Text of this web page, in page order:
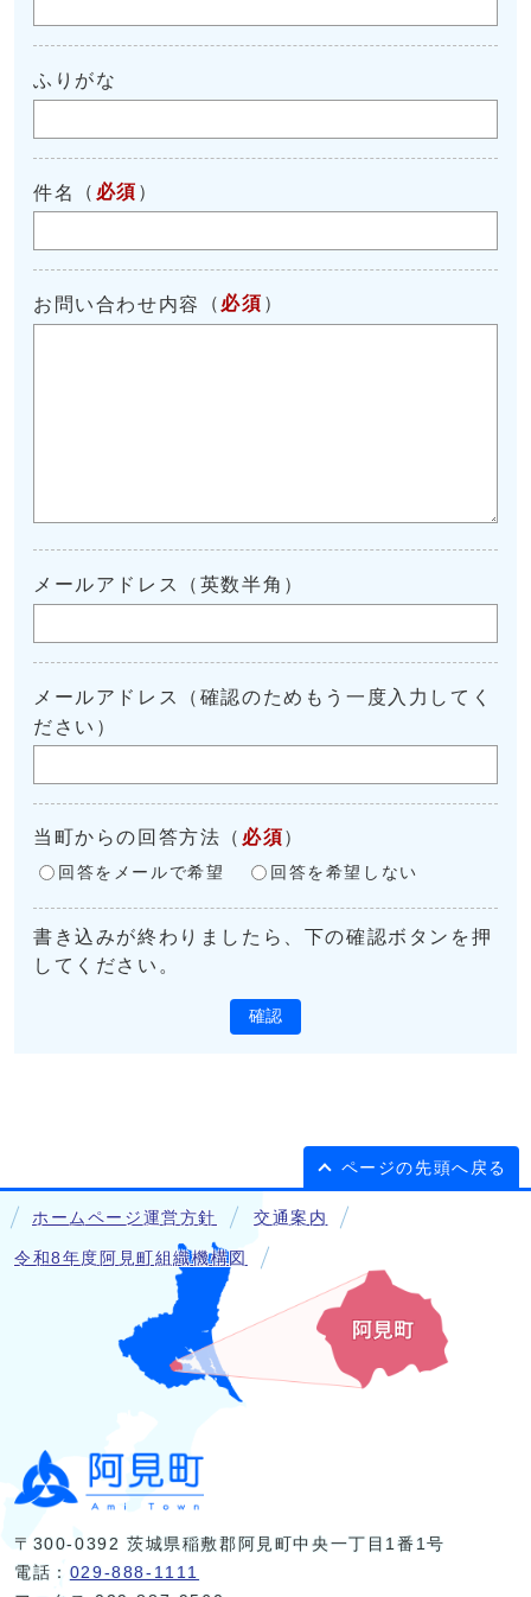
ふりがな
件名 （ 必須 ）
お問い合わせ内容 （ 必須 ）
メールアドレス（英数半角）
メールアドレス（確認のためもう一度入力してく
ださい）
当町からの回答方法 （ 必須 ）
回答をメールで希望 回答を希望しない
書き込みが終わりましたら、下の確認ボタンを押
してください。
確認
ページの先頭へ戻る
ホームページ運営方針 交通案内
令和8年度阿見町組織機構図
〒300-0392 茨城県稲敷郡阿見町中央一丁目1番1号
電話： 029-888-1111